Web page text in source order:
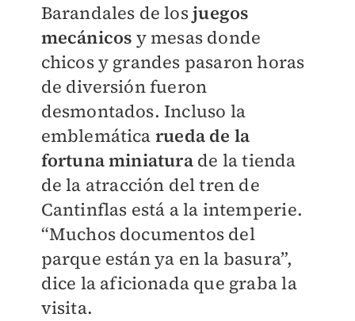
Barandales de losjuegos
mecánicos y mesas donde
chicos y grandes pasaron horas
de diversión fueron
desmontados. Incluso la
emblemática rueda de la
fortuna miniaturade la tienda
de la atracción del tren de
Cantinflas está a la intemperie.
“Muchos documentos del
parque están ya en la basura”,
dice la aficionada que graba la
visita.